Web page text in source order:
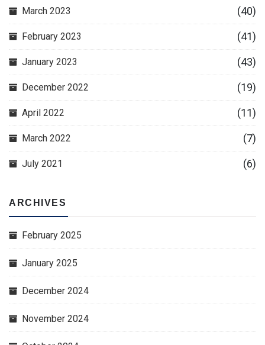
March 2023 (40)
February 2023 (41)
January 2023 (43)
December 2022 (19)
April 2022 (11)
March 2022 (7)
July 2021 (6)
ARCHIVES
February 2025
January 2025
December 2024
November 2024